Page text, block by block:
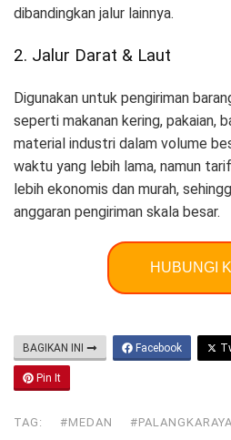
dibandingkan jalur lainnya.
2. Jalur Darat & Laut
Digunakan untuk pengiriman
seperti makanan kering, pakaian,
material industri dalam volume
waktu yang lebih lama, namun
lebih ekonomis dan murah,
anggaran pengiriman skala besar.
HUBUNGI
BAGIKAN INI Facebook
Pin It
TAG: #MEDAN #PALANGKARAYA